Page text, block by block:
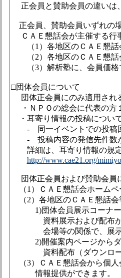
正会員と賛助会員の違いは
正会員、賛助会員いずれの
ＣＡＥ懇話会が主催する行
（1）各地区のＣＡＥ懇話
（2）各地区のＣＡＥ懇話
（3）解析塾に、会員価格
□団体会員について
団体正会員にのみ適用され
・ＮＰＯの総会に代表の方
・耳寄り情報の投稿につい
- 同一イベントでの投稿回
- 投稿内容の発信先件数が
詳細は、耳寄り情報の規定
http://www.cae21.org/
団体正会員および賛助会員
（1）ＣＡＥ懇話会ホームペ
（2）各地区のＣＡＥ懇話会
1)団体会員展示コーナー
資料展示および配布が
会場等の関係で、展示コ
2)開催案内ページからダ
資料配布（ダウンロード
（3）ＣＡＥ懇話会から個人
情報提供ができます。